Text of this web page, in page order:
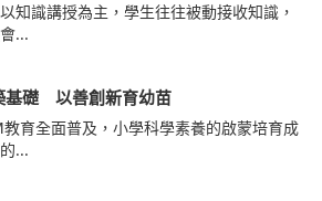
知識講授為主，學生往往被動接收知識，
...
基礎 以善創新育幼苗
教育全面普及，小學科學素養的啟蒙培育成
...